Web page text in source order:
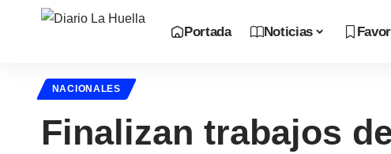
Portada Noticias
NACIONALES
Finalizan trabajos